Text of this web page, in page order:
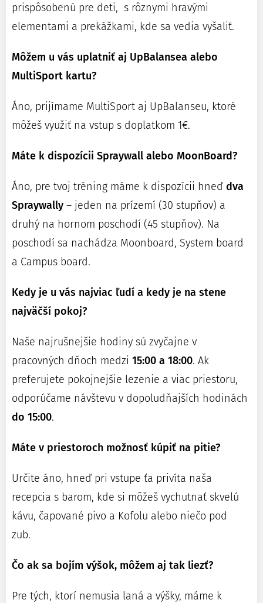
prispôsobenú pre deti, s rôznymi hravými
elementami a prekážkami, kde sa vedia vyšaliť.
Môžem u vás uplatniť aj UpBalansea alebo
MultiSport kartu?
Áno, prijímame MultiSport aj UpBalanseu, ktoré
môžeš využiť na vstup s doplatkom 1€.
Máte k dispozícii Spraywall alebo MoonBoard?
Áno, pre tvoj tréning máme k dispozícii hneď dva
Spraywally – jeden na prízemí (30 stupňov) a
druhý na hornom poschodí (45 stupňov). Na
poschodí sa nachádza Moonboard, System board
a Campus board.
Kedy je u vás najviac ľudí a kedy je na stene
najväčší pokoj?
Naše najrušnejšie hodiny sú zvyčajne v
pracovných dňoch medzi 15:00 a 18:00. Ak
preferujete pokojnejšie lezenie a viac priestoru,
odporúčame návštevu v dopoludňajších hodinách
do 15:00.
Máte v priestoroch možnosť kúpiť na pitie?
Určite áno, hneď pri vstupe ťa privíta naša
recepcia s barom, kde si môžeš vychutnať skvelú
kávu, čapované pivo a Kofolu alebo niečo pod
zub.
Čo ak sa bojím výšok, môžem aj tak liezť?
Pre tých, ktorí nemusia laná a výšky, máme k